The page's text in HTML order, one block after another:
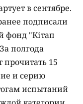
в сентябре.
подписали
фонд "Кітап
За полгода
15
и серию
испытаний